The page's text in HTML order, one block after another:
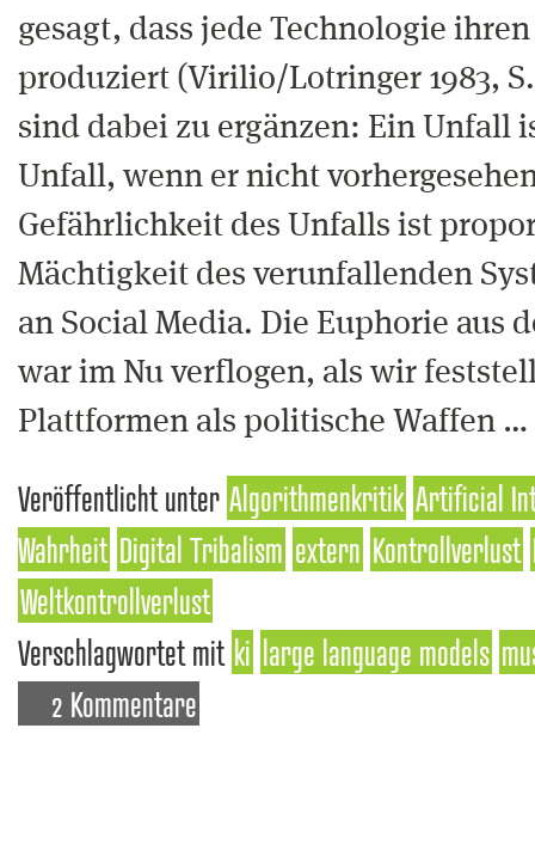
gesagt, dass jede Technologie
produziert (Virilio/Lotringer 1983,
sind dabei zu ergänzen: Ein Unfall
Unfall, wenn er nicht
Gefährlichkeit des Unfalls ist
Mächtigkeit des verunfallenden
an Social Media. Die Euphorie aus
war im Nu verflogen, als wir
Plattformen als politische Waffen …
Veröffentlicht unter Algorithmenkritik Artificial
Wahrheit Digital Tribalism extern Kontrollverlust
Weltkontrollverlust
Verschlagwortet mit ki large language models
2 Kommentare